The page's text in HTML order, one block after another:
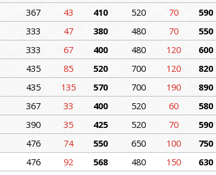
367 43 410 520 70 590
333 47 380 480 70 550
333 67 400 480 120 600
435 85 520 700 120 820
435 135 570 700 190 890
367 33 400 520 60 580
390 35 425 520 70 590
476 74 550 650 100 750
476 92 568 480 150 630